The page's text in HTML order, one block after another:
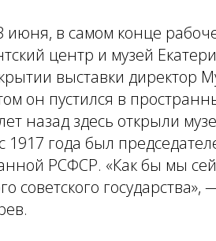
июня, в самом конце
центр и музей
выставки директор
он пустился в
назад здесь открыли
1917 года был
РСФСР. «Как бы мы
советского государства»,